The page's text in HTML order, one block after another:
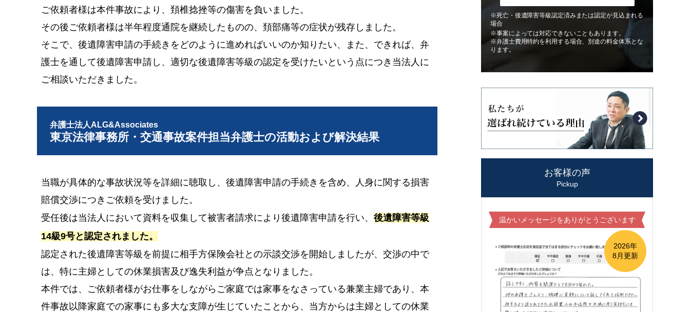
ご依頼者様は本件事故により、頚椎捻挫等の傷害を負いました。
その後ご依頼者様は半年程度通院を継続したものの、頚部痛等の症状が残存しました。
そこで、後遺障害申請の手続きをどのように進めればいいのか知りたい、また、できれば、弁
護士を通して後遺障害申請し、適切な後遺障害等級の認定を受けたいという点につき当法人に
ご相談いただきました。
弁護士法人ALG&Associates
東京法律事務所・交通事故案件担当弁護士の活動および解決結果
当職が具体的な事故状況等を詳細に聴取し、後遺障害申請の手続きを含め、人身に関する損害
賠償交渉につきご依頼を受けました。
受任後は当法人において資料を収集して被害者請求により後遺障害申請を行い、 後遺障害等級
14級9号と認定されました。
認定された後遺障害等級を前提に相手方保険会社との示談交渉を開始しましたが、交渉の中で
は、特に主婦としての休業損害及び逸失利益が争点となりました。
本件では、ご依頼者様がお仕事をしながらご家庭では家事をなさっている兼業主婦であり、本
件事故以降家庭での家事にも多大な支障が生じていたことから、当方からは主婦としての休業
※死亡・後遺障害等級認定済みまたは認定が見込まれる
場合
※事案によっては対応できないこともあります。
※弁護士費用特約を利用する場合、別途の料金体系とな
ります。
お客様の声
Pickup
温かいメッセージをありがとうございます
2026年
8月更新